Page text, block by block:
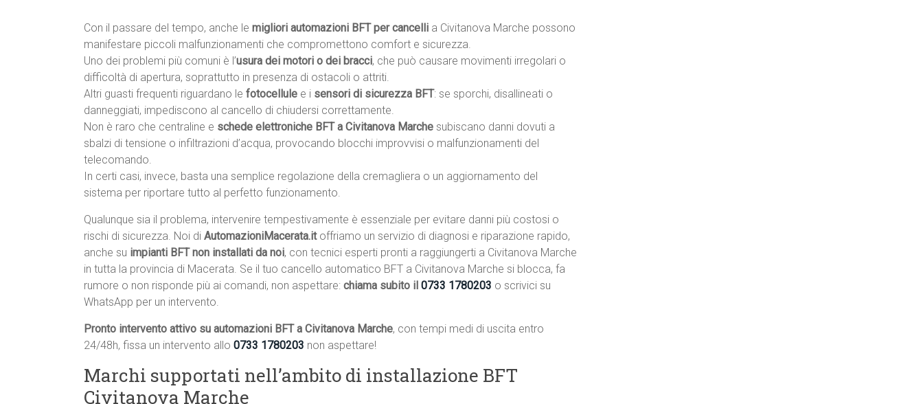
Con il passare del tempo, anche le migliori automazioni BFT per cancelli a Civitanova Marche possono
manifestare piccoli malfunzionamenti che compromettono comfort e sicurezza.
Uno dei problemi più comuni è l’usura dei motori o dei bracci, che può causare movimenti irregolari o
difficoltà di apertura, soprattutto in presenza di ostacoli o attriti.
Altri guasti frequenti riguardano le fotocellule e i sensori di sicurezza BFT: se sporchi, disallineati o
danneggiati, impediscono al cancello di chiudersi correttamente.
Non è raro che centraline e schede elettroniche BFT a Civitanova Marche subiscano danni dovuti a
sbalzi di tensione o infiltrazioni d’acqua, provocando blocchi improvvisi o malfunzionamenti del
telecomando.
In certi casi, invece, basta una semplice regolazione della cremagliera o un aggiornamento del
sistema per riportare tutto al perfetto funzionamento.
Qualunque sia il problema, intervenire tempestivamente è essenziale per evitare danni più costosi o
rischi di sicurezza. Noi di AutomazioniMacerata.itoffriamo un servizio di diagnosi e riparazione rapido,
anche su impianti BFT non installati da noi, con tecnici esperti pronti a raggiungerti a Civitanova Marche
in tutta la provincia di Macerata. Se il tuo cancello automatico BFT a Civitanova Marche si blocca, fa
rumore o non risponde più ai comandi, non aspettare: chiama subito il 0733 1780203 o scrivici su
WhatsApp per un intervento.
Pronto intervento attivo su automazioni BFT a Civitanova Marche, con tempi medi di uscita entro
24/48h, fissa un intervento allo 0733 1780203 non aspettare!
Marchi supportati nell’ambito di installazione BFT
Civitanova Marche